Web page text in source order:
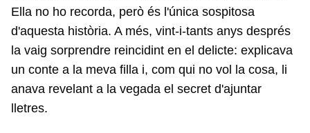
Ella no ho recorda, però és l'única sospitosa
d'aquesta història. A més, vint-i-tants anys després
la vaig sorprendre reincidint en el delicte: explicava
un conte a la meva filla i, com qui no vol la cosa, li
anava revelant a la vegada el secret d'ajuntar
lletres.